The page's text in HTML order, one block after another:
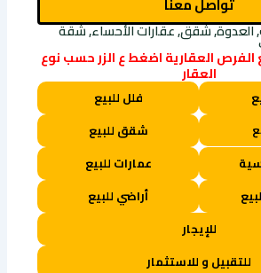
العدوة, شقق, عقارات الأحساء, شقة
العقارية اضغط ع الزر حسب نوع
العقار
فلل للبيع
شقق للبيع
عمارات للبيع
أراضي للبيع
للإيجار
للتقبيل و للاستثمار